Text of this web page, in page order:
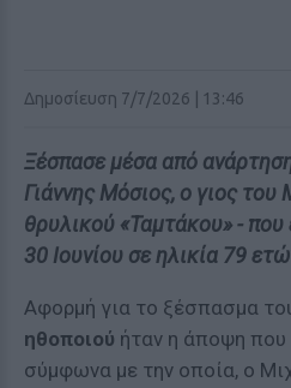
Δημοσίευση 7/7/2026 | 13:46
Ξέσπασε μέσα από
Γιάννης Μόσιος, ο γιος
θρυλικού «Ταμτάκου» -
30 Ιουνίου σε ηλικία 79
Αφορμή για το ξέσπασμα
ηθοποιού ήταν η άποψη
σύμφωνα με την οποία, ο